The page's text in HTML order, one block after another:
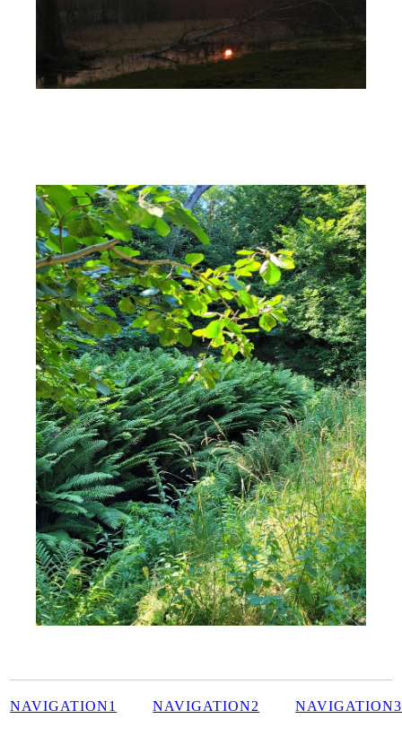
NAVIGATION1 NAVIGATION2 NAVIGATION3